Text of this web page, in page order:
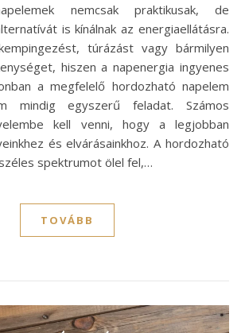
nemcsak praktikusak, de
is kínálnak az energiaellátásra.
túrázást vagy bármilyen
hiszen a napenergia ingyenes
a megfelelő hordozható napelem
mindig egyszerű feladat. Számos
kell venni, hogy a legjobban
és elvárásainkhoz. A hordozható
spektrumot ölel fel,…
TOVÁBB